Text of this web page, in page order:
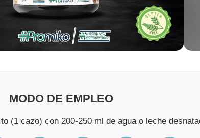
MODO DE EMPLEO
(1 cazo) con 200-250 ml de agua o leche